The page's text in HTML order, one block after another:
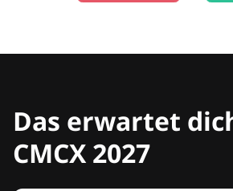
Das erwartet
CMCX 2027